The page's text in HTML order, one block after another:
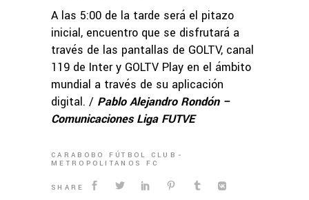
A las 5:00 de la tarde será el pitazo
inicial, encuentro que se disfrutará a
través de las pantallas de GOLTV, canal
119 de Inter y GOLTV Play en el ámbito
mundial a través de su aplicación
digital. / Pablo Alejandro Rondón –
Comunicaciones Liga FUTVE
CARABOBO FÚTBOL CLUB
METROPOLITANOS FC
SHARE